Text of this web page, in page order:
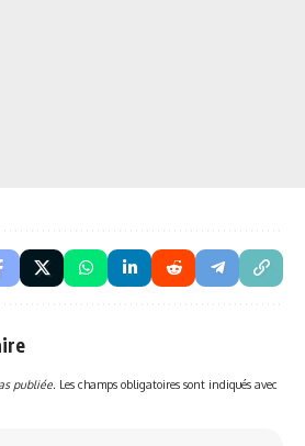
publiée. Les champs obligatoires sont indiqués avec